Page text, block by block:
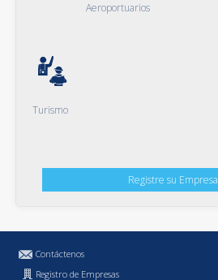
Aeroportuarios
Turismo
Registre su Empresa
Contáctenos
Registro de Empresas